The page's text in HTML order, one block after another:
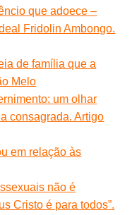
que adoece –
Fridolin Ambongo.
de família que a
Melo
um olhar
consagrada. Artigo
em relação às
não é
Cristo é para todos”.